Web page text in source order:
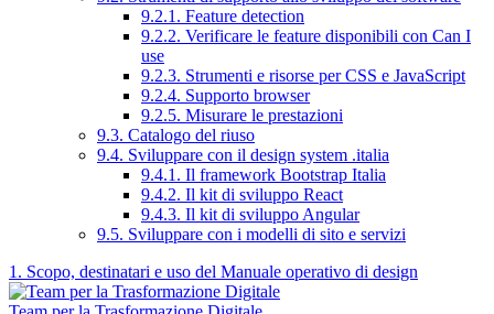
9.2.1. Feature detection
9.2.2. Verificare le feature disponibili con Can I
use
9.2.3. Strumenti e risorse per CSS e JavaScript
9.2.4. Supporto browser
9.2.5. Misurare le prestazioni
9.3. Catalogo del riuso
9.4. Sviluppare con il design system .italia
9.4.1. Il framework Bootstrap Italia
9.4.2. Il kit di sviluppo React
9.4.3. Il kit di sviluppo Angular
9.5. Sviluppare con i modelli di sito e servizi
1. Scopo, destinatari e uso del Manuale operativo di design